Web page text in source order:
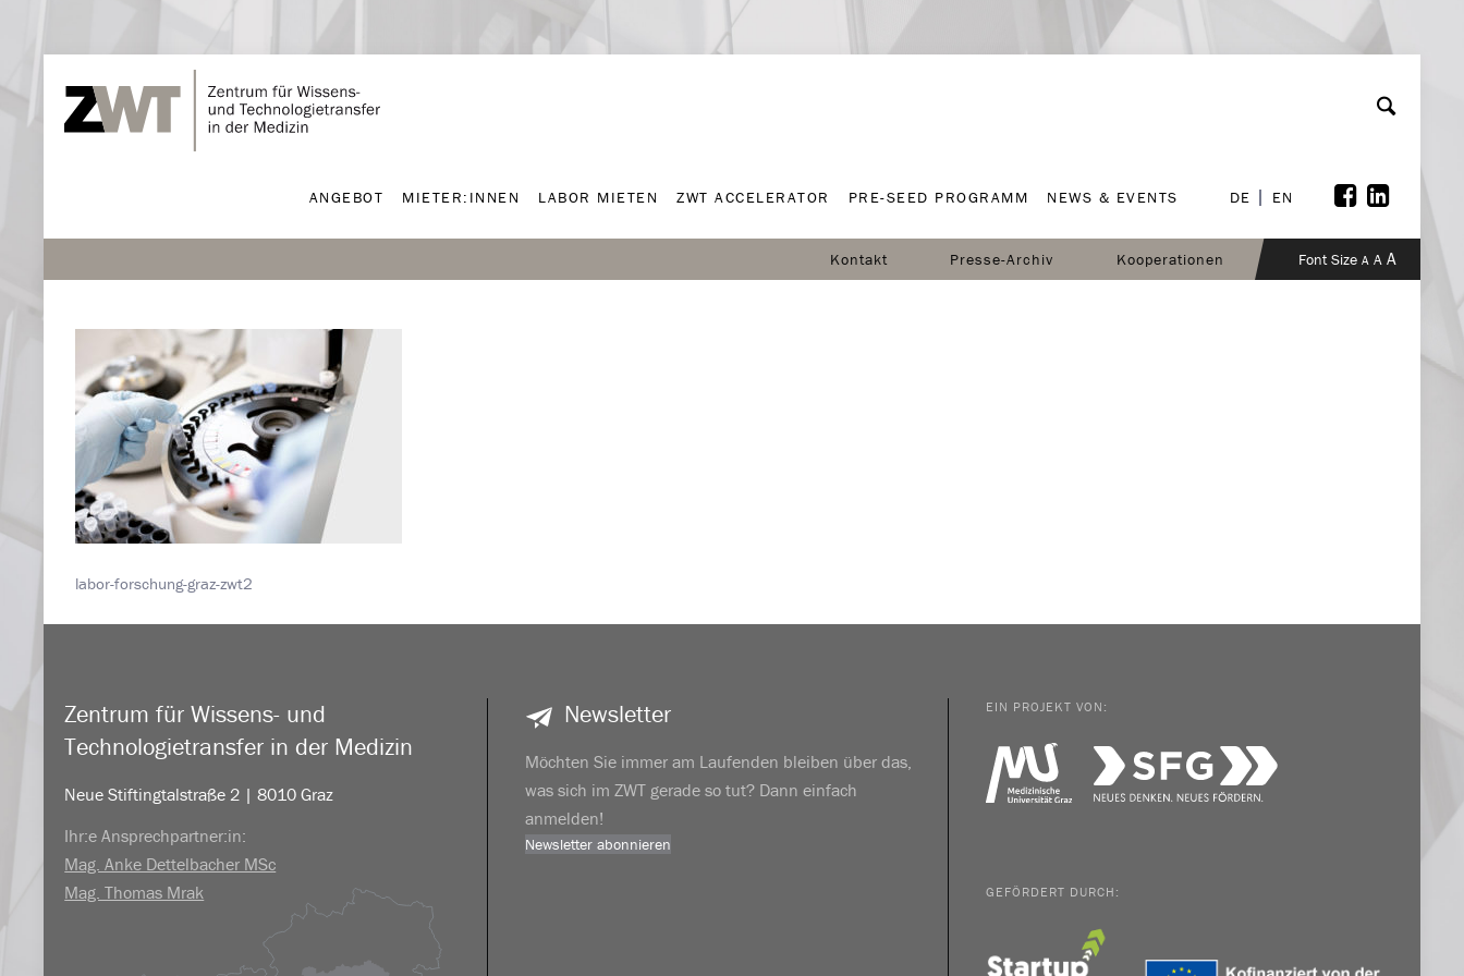
ANGEBOT
ANGEBOT MIETER:INNEN LABOR MIETEN ZWT ACCELERATOR PRE-SEED PROGRAMM NEWS & EVENTS DE EN
Font Size A A A
Kooperationen
Presse-Archiv
Kontakt
labor-forschung-graz-zwt2
Zentrum für Wissens- und
Technologietransfer in der Medizin
Neue Stiftingtalstraße 2 | 8010 Graz
Ihr:e Ansprechpartner:in:
Mag. Anke Dettelbacher MSc
Mag. Thomas Mrak
Newsletter
Möchten Sie immer am Laufenden bleiben über das,
was sich im ZWT gerade so tut? Dann einfach
anmelden!
Newsletter abonnieren
EIN PROJEKT VON:
GEFÖRDERT DURCH: